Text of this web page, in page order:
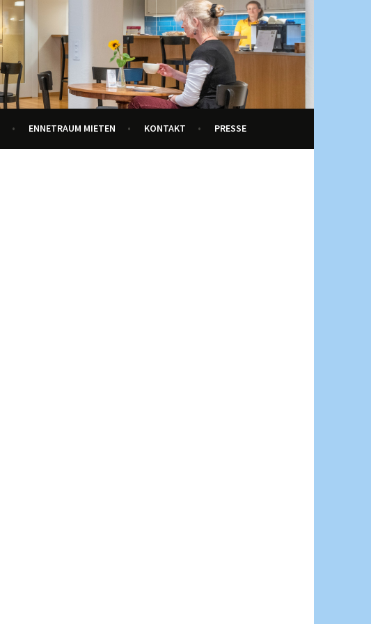
ENNETRAUM MIETEN KONTAKT PRESSE